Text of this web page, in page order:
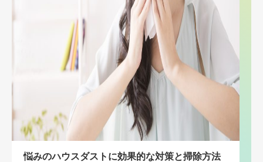
悩みのハウスダストに効果的な対策と掃除方法